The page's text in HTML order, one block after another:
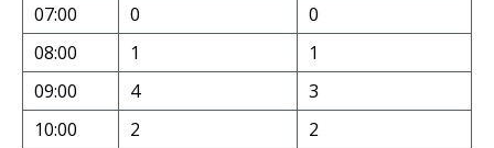
07:00
0
0
08:00
1
1
09:00
4
3
10:00
2
2